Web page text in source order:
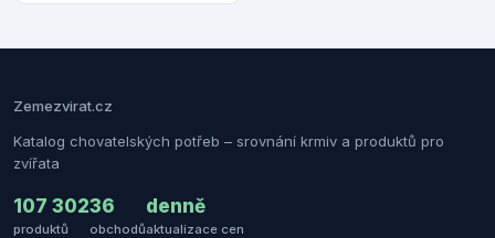
Zemezvirat.cz
Katalog chovatelských potřeb – srovnání krmiv a produktů pro
zvířata
107 302
produktů
36
obchodů
denně
aktualizace cen